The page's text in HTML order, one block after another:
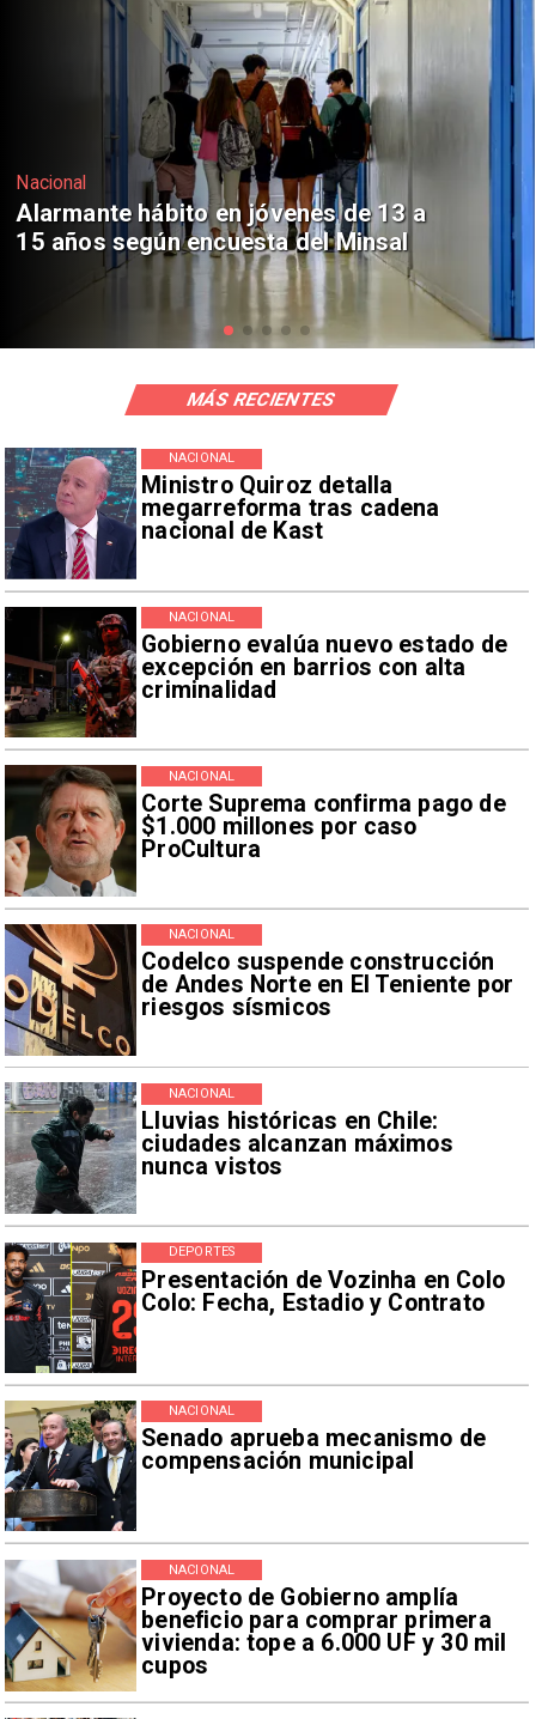
Regiones
Aprueban creación del Parque
Sebastián Piñera con inversión de $4
mil millones
Ministro Quiroz detalla
megarreforma tras cadena
nacional de Kast
NACIONAL
Gobierno evalúa nuevo estado de
excepción en barrios con alta
criminalidad
NACIONAL
Corte Suprema confirma pago de
$1.000 millones por caso
ProCultura
NACIONAL
Codelco suspende construcción
de Andes Norte en El Teniente por
riesgos sísmicos
NACIONAL
Lluvias históricas en Chile:
ciudades alcanzan máximos
nunca vistos
NACIONAL
Presentación de Vozinha en Colo
Colo: Fecha, Estadio y Contrato
DEPORTES
Senado aprueba mecanismo de
compensación municipal
NACIONAL
Proyecto de Gobierno amplía
beneficio para comprar primera
vivienda: tope a 6.000 UF y 30 mil
cupos
NACIONAL
MÁS RECIENTES